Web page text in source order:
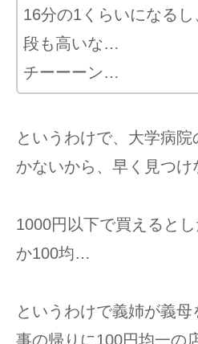
16分の1くらいになる
段も高いな…
チーーーン…
というわけで、大学病
かないから、早く見つ
1000円以下で買えると
か100均…
というわけで義姉が義
事の帰りに100円均一の